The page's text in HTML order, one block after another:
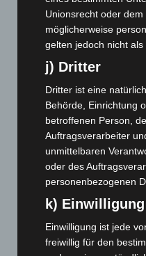
September 2025 (93)
August 2025
(90)
Juli 2025(90)
Mai 2025(112)
April 2025(88)
März 2025(111)
Februar 2025 (96)
Januar 2025(88)
Dezember 2024(89)
November 2024 (94)
Oktober 2024(93)
Unionsrecht oder
möglicherweise
gelten jedoch nicht als
j) Dritter
Dritter ist eine
Behörde, Einrichtung
betroffenen Person,
Auftragsverarbeiter
unmittelbaren
oder des
personenbezogenen
k) Einwilligung
Einwilligung ist jede
freiwillig für den